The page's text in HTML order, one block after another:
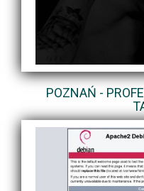
POZNAŃ -